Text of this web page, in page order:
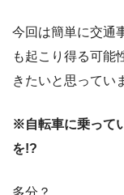
今回は簡単に交通
も起こり得る可能
きたいと思ってい
※自転車に乗って
を!?